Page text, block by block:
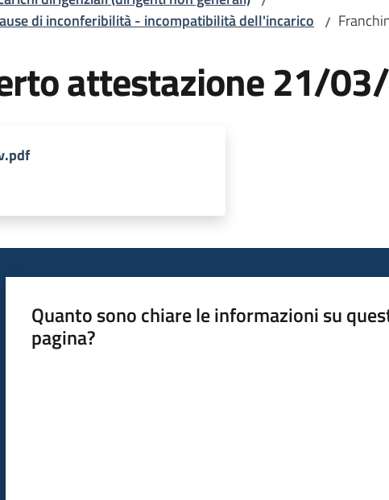
di inconferibilità - incompatibilità dell'incarico /
attestazione 21/
Quanto sono chiare le informazioni su
pagina?